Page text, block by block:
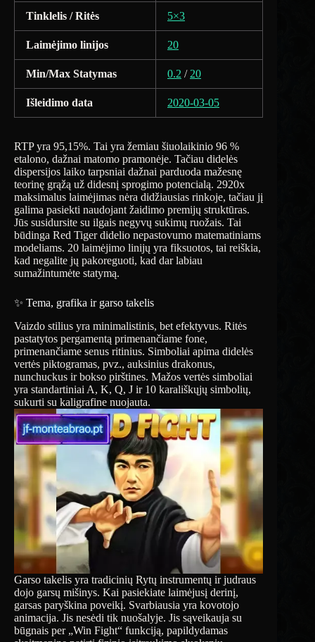
Tinklelis / Ritės 5×3
Laimėjimo linijos 20
Min/Max Statymas 0.2 / 20
Išleidimo data 2020-03-05
RTP yra 95,15%. Tai yra žemiau šiuolaikinio 96 %
etalono, dažnai matomo pramonėje. Tačiau didelės
dispersijos laiko tarpsniai dažnai parduoda mažesnę
teorinę grąžą už didesnį sprogimo potencialą. 2920x
maksimalus laimėjimas nėra didžiausias rinkoje, tačiau jį
galima pasiekti naudojant žaidimo premijų struktūras.
Jūs susidursite su ilgais negyvų sukimų ruožais. Tai
būdinga Red Tiger didelio nepastovumo matematiniams
modeliams. 20 laimėjimo linijų yra fiksuotos, tai reiškia,
kad negalite jų pakoreguoti, kad dar labiau
sumažintumėte statymą.
✨ Tema, grafika ir garso takelis
Vaizdo stilius yra minimalistinis, bet efektyvus. Ritės
pastatytos pergamentą primenančiame fone,
primenančiame senus ritinius. Simboliai apima didelės
vertės piktogramas, pvz., auksinius drakonus,
nunchuckus ir bokso pirštines. Mažos vertės simboliai
yra standartiniai A, K, Q, J ir 10 karališkųjų simbolių,
sukurti su kaligrafine nuojauta.
Garso takelis yra tradicinių Rytų instrumentų ir judraus
dojo garsų mišinys. Kai pasiekiate laimėjusį derinį,
garsas paryškina poveikį. Svarbiausia yra kovotojo
animacija. Jis nesėdi tik nuošalyje. Jis sąveikauja su
būgnais per „Win Fight“ funkciją, papildydamas